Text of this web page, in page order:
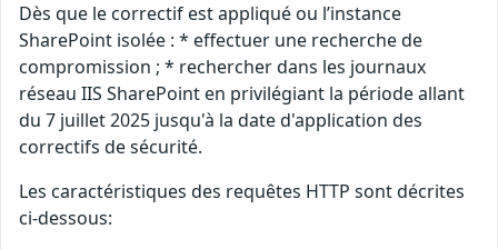
Dès que le correctif est appliqué ou l’instance
SharePoint isolée : * effectuer une recherche de
compromission ; * rechercher dans les journaux
réseau IIS SharePoint en privilégiant la période allant
du 7 juillet 2025 jusqu'à la date d'application des
correctifs de sécurité.
Les caractéristiques des requêtes HTTP sont décrites
ci-dessous: